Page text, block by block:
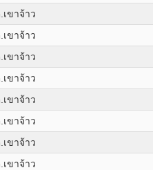
เขาจ้าว
เขาจ้าว
เขาจ้าว
เขาจ้าว
เขาจ้าว
เขาจ้าว
เขาจ้าว
เขาจ้าว